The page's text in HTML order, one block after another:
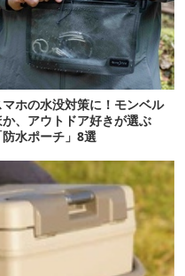
マホの水没対策に！モンベル
か、アウトドア好きが選ぶ
防水ポーチ」8選